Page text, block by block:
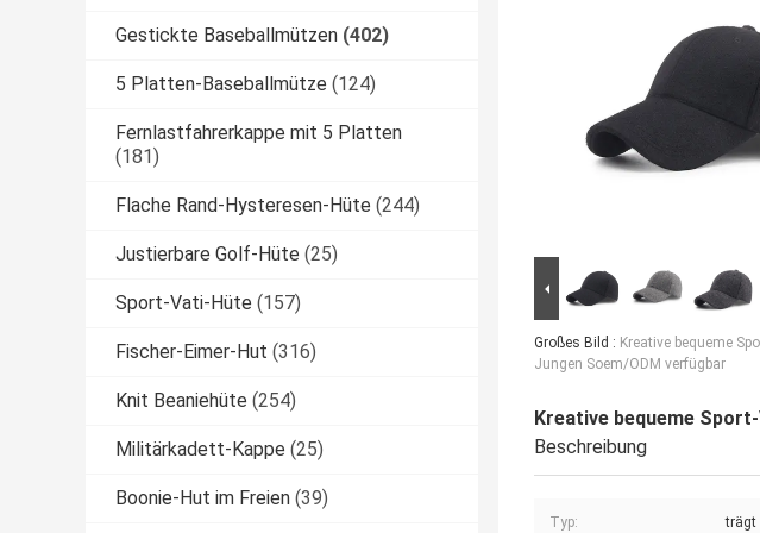
Gestickte Baseballmützen (402)
5 Platten-Baseballmütze (124)
Fernlastfahrerkappe mit 5 Platten
(181)
Flache Rand-Hysteresen-Hüte (244)
Justierbare Golf-Hüte (25)
Sport-Vati-Hüte (157)
Fischer-Eimer-Hut (316)
Knit Beaniehüte (254)
Militärkadett-Kappe (25)
Boonie-Hut im Freien (39)
Großes Bild : Kreative bequeme
Jungen Soem/ODM verfügbar
Kreative bequeme
Beschreibung
Typ: trägt